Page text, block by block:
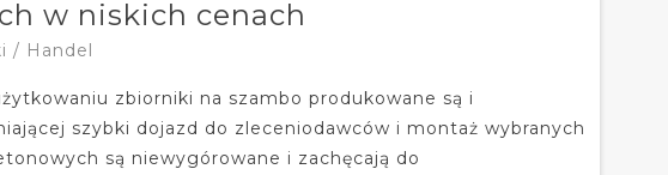
w niskich cenach
/ Handel
zbiorniki na szambo produkowane są i
szybki dojazd do zleceniodawców i montaż wybranych
są niewygórowane i zachęcają do